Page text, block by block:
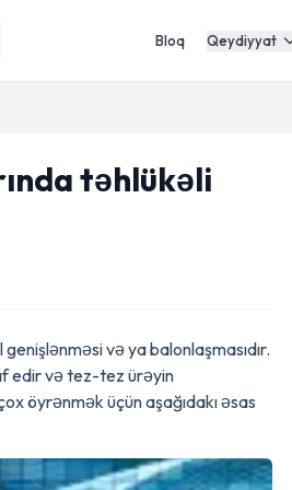
Bloq Qeydiyyat
təhlükəli
və ya balonlaşmasıdır.
edir və tez-tez ürəyin
öyrənmək üçün aşağıdakı əsas